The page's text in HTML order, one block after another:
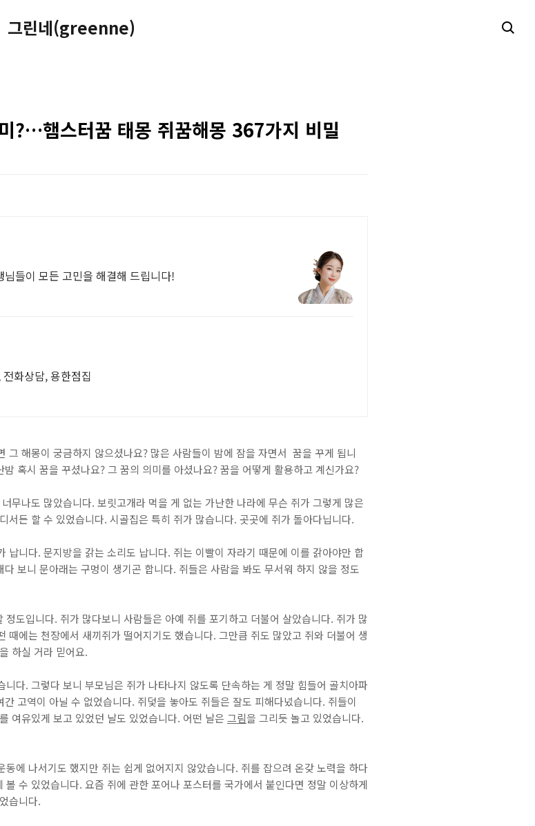
그린네(greenne)
?…햄스터꿈 태몽 쥐꿈해몽 367가지 비밀
들이 모든 고민을 해결해 드립니다!
화상담, 용한점집
그 해몽이 궁금하지 않으셨나요? 많은 사람들이 밤에 잠을 자면서 꿈을 꾸게 됩니
혹시 꿈을 꾸셨나요? 그 꿈의 의미를 아셨나요? 꿈을 어떻게 활용하고 계신가요?
무나도 많았습니다. 보릿고개라 먹을 게 없는 가난한 나라에 무슨 쥐가 그렇게 많은
서든 할 수 있었습니다. 시골집은 특히 쥐가 많습니다. 곳곳에 쥐가 돌아다닙니다.
납니다. 문지방을 갉는 소리도 납니다. 쥐는 이빨이 자라기 때문에 이를 갉아야만 합
보니 문아래는 구멍이 생기곤 합니다. 쥐들은 사람을 봐도 무서워 하지 않을 정도
도입니다. 쥐가 많다보니 사람들은 아예 쥐를 포기하고 더불어 살았습니다. 쥐가 많
때에는 천장에서 새끼쥐가 떨어지기도 했습니다. 그만큼 쥐도 많았고 쥐와 더불어 생
하실 거라 믿어요.
다. 그렇다 보니 부모님은 쥐가 나타나지 않도록 단속하는 게 정말 힘들어 골치아파
고역이 아닐 수 없었습니다. 쥐덫을 놓아도 쥐들은 잘도 피해다녔습니다. 쥐들이
를 여유있게 보고 있었던 날도 있었습니다. 어떤 날은 그림을 그리듯 놀고 있었습니다.
에 나서기도 했지만 쥐는 쉽게 없어지지 않았습니다. 쥐를 잡으려 온갖 노력을 하다
수 있었습니다. 요즘 쥐에 관한 포어나 포스터를 국가에서 붙인다면 정말 이상하게
습니다.